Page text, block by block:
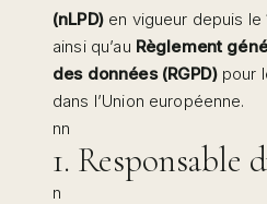
(nLPD)en vigueur depuis le
ainsi qu’au Règlement
des données (RGPD)pour
dans l’Union européenne.
nn
1. Responsable
n